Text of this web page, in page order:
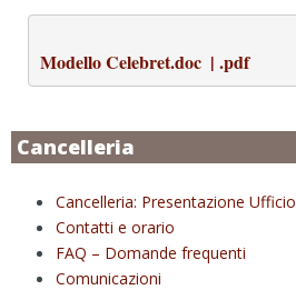
Modello Celebret.doc
  |
.pdf
Cancelleria
Cancelleria: Presentazione Ufficio
Contatti e orario
FAQ – Domande frequenti
Comunicazioni